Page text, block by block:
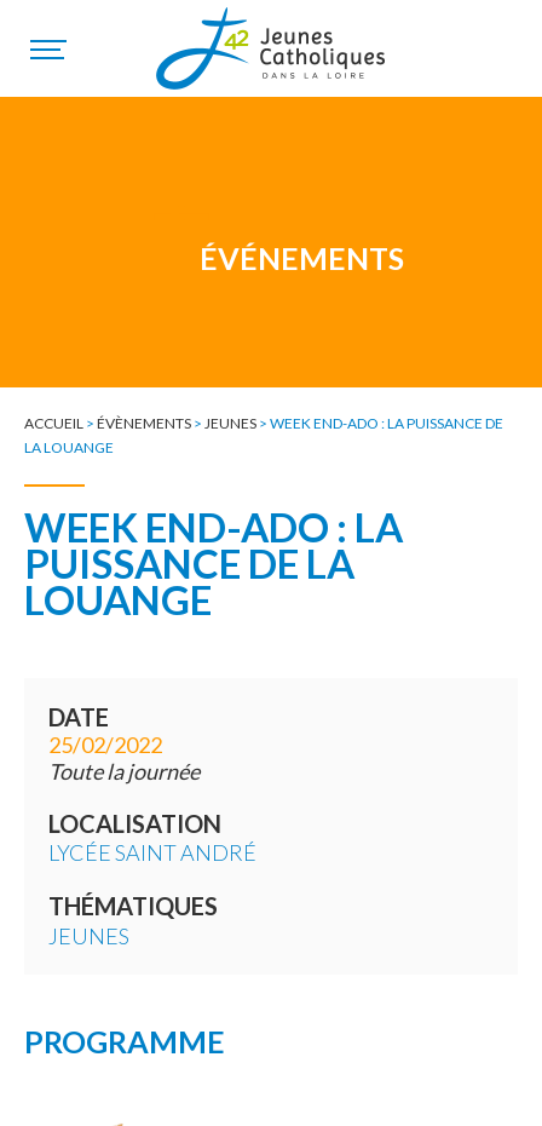
ÉVÉNEMENTS
ACCUEIL > ÉVÈNEMENTS > JEUNES > WEEK END-ADO : LA PUISSANCE DE
LA LOUANGE
WEEK END-ADO : LA
PUISSANCE DE LA
LOUANGE
DATE
25/02/2022
Toute la journée
LOCALISATION
LYCÉE SAINT ANDRÉ
THÉMATIQUES
JEUNES
PROGRAMME